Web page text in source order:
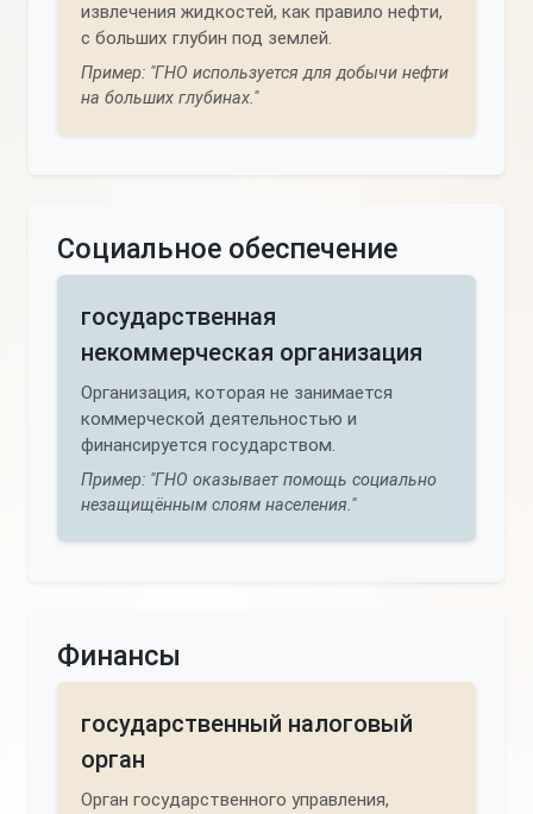
извлечения жидкостей, как правило нефти,
с больших глубин под землей.
Пример: "ГНО используется для добычи нефти
на больших глубинах."
Социальное обеспечение
государственная
некоммерческая организация
Организация, которая не занимается
коммерческой деятельностью и
финансируется государством.
Пример: "ГНО оказывает помощь социально
незащищённым слоям населения."
Финансы
государственный налоговый
орган
Орган государственного управления,